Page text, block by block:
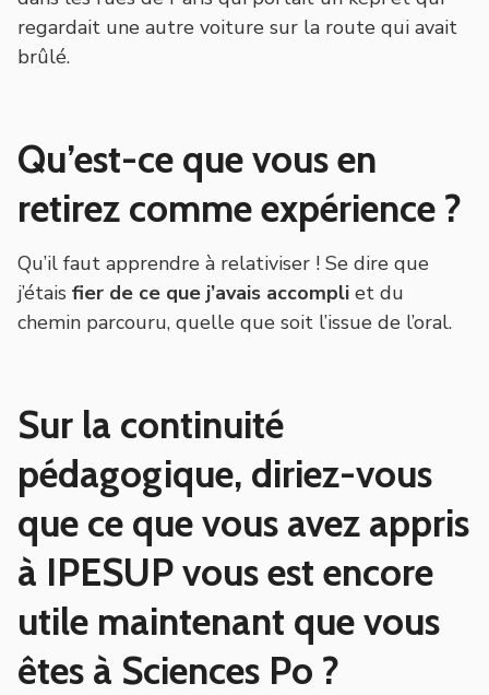
regardait une autre voiture sur la route qui avait
brûlé.
Qu’est-ce que vous en
retirez comme expérience ?
Qu’il faut apprendre à relativiser ! Se dire que
j’étais fier de ce que j’avais accompli et du
chemin parcouru, quelle que soit l’issue de l’oral.
Sur la continuité
pédagogique, diriez-vous
que ce que vous avez appris
à IPESUP vous est encore
utile maintenant que vous
êtes à Sciences Po ?